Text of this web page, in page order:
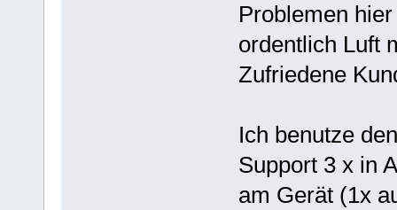
Problemen
ordentlich Luft
Zufriedene
Ich benutze
Support 3 x in
am Gerät (1x